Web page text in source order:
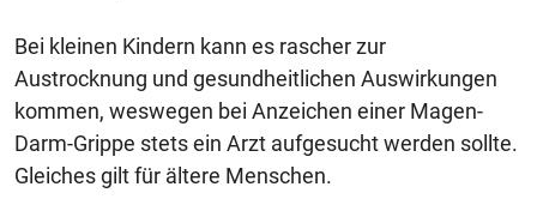
Bei kleinen Kindern kann es rascher zur
Austrocknung und gesundheitlichen Auswirkungen
kommen, weswegen bei Anzeichen einer Magen-
Darm-Grippe stets ein Arzt aufgesucht werden sollte.
Gleiches gilt für ältere Menschen.